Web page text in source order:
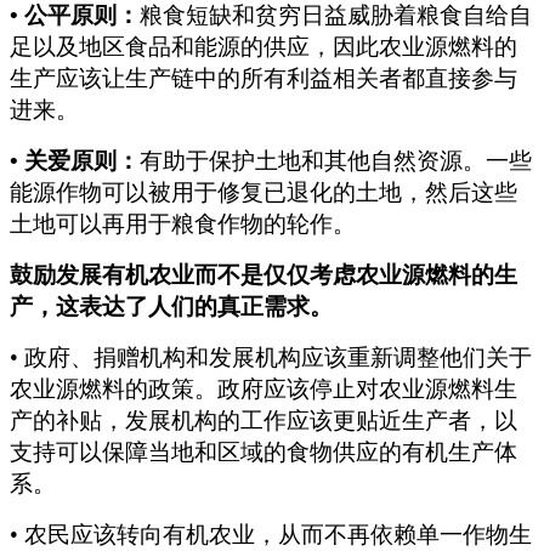
• 公平原则： 粮食短缺和贫穷日益威胁着粮食自给自
足以及地区食品和能源的供应，因此农业源燃料的
生产应该让生产链中的所有利益相关者都直接参与
进来。
• 关爱原则： 有助于保护土地和其他自然资源。一些
能源作物可以被用于修复已退化的土地，然后这些
土地可以再用于粮食作物的轮作。
鼓励发展有机农业而不是仅仅考虑农业源燃料的生
产，这表达了人们的真正需求。
• 政府、捐赠机构和发展机构应该重新调整他们关于
农业源燃料的政策。政府应该停止对农业源燃料生
产的补贴，发展机构的工作应该更贴近生产者，以
支持可以保障当地和区域的食物供应的有机生产体
系。
• 农民应该转向有机农业，从而不再依赖单一作物生